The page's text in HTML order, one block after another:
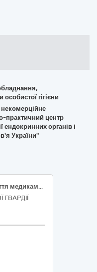
гігієни
некомерційне
практичний центр
ендокринних органів і
України"
Канюля для багаторазового взяття медикаментів з антибактеріальним фільтром для фільтрації повітря та фільтром тонкої очистки розчину (червона)